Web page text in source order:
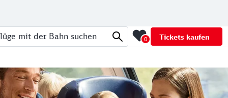
mit der Bahn suchen 0 Tickets kaufen